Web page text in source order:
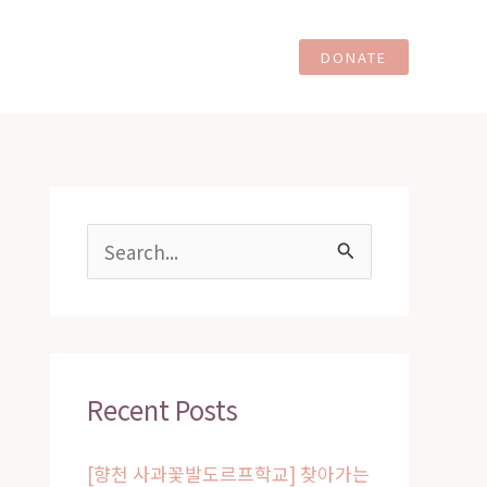
DONATE
c
f
Recent Posts
[향천 사과꽃발도르프학교] 찾아가는